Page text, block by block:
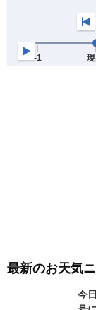
最新のお天気
今